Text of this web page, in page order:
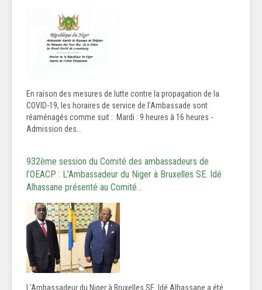
En raison des mesures de lutte contre la propagation de la
COVID-19, les horaires de service de l’Ambassade sont
réaménagés comme suit : Mardi : 9 heures à 16 heures -
Admission des...
932ème session du Comité des ambassadeurs de
l’OEACP : L’Ambassadeur du Niger à Bruxelles SE. Idé
Alhassane présenté au Comité…
L’Ambassadeur du Niger à Bruxelles SE. Idé Alhassane a été